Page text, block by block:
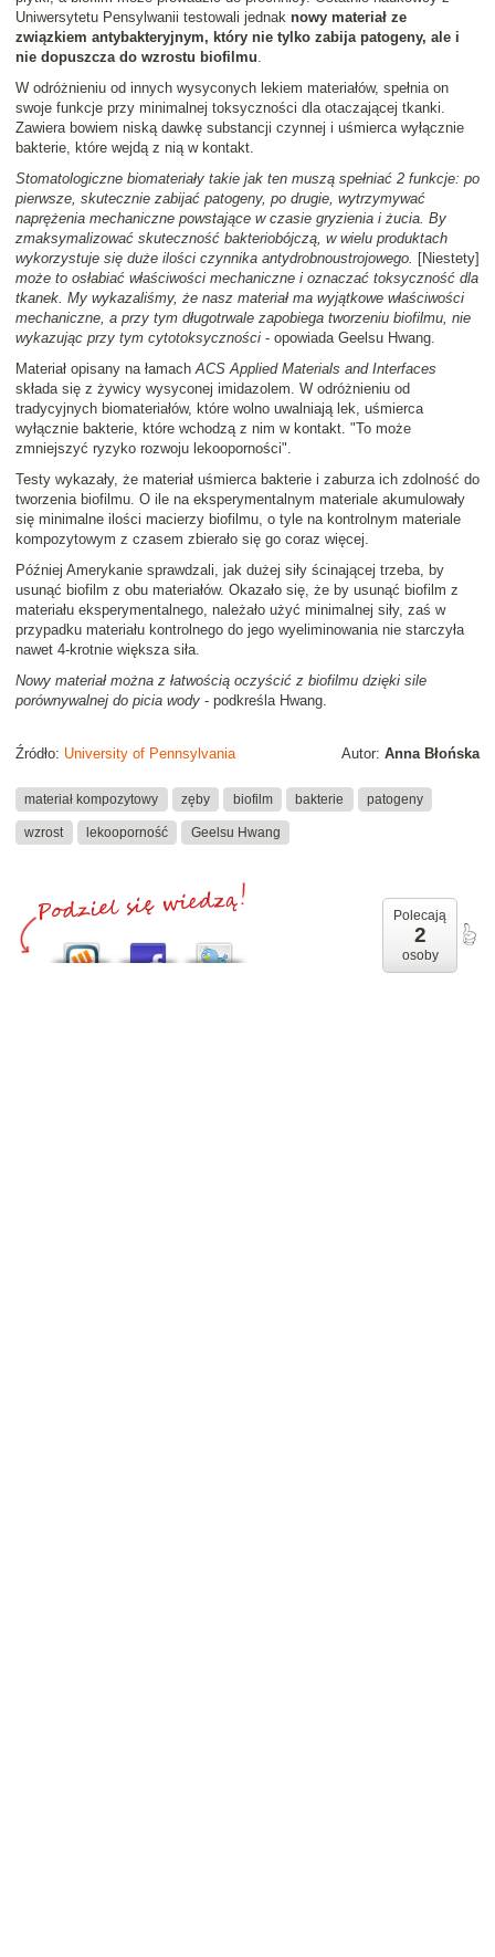
Uniwersytetu Pensylwanii testowali jednak nowy materiał ze
związkiem antybakteryjnym, który nie tylko zabija patogeny, ale i
nie dopuszcza do wzrostu biofilmu.
W odróżnieniu od innych wysyconych lekiem materiałów, spełnia on
swoje funkcje przy minimalnej toksyczności dla otaczającej tkanki.
Zawiera bowiem niską dawkę substancji czynnej i uśmierca wyłącznie
bakterie, które wejdą z nią w kontakt.
Stomatologiczne biomateriały takie jak ten muszą spełniać 2 funkcje: po
pierwsze, skutecznie zabijać patogeny, po drugie, wytrzymywać
naprężenia mechaniczne powstające w czasie gryzienia i żucia. By
zmaksymalizować skuteczność bakteriobójczą, w wielu produktach
wykorzystuje się duże ilości czynnika antydrobnoustrojowego. [Niestety]
może to osłabiać właściwości mechaniczne i oznaczać toksyczność dla
tkanek. My wykazaliśmy, że nasz materiał ma wyjątkowe właściwości
mechaniczne, a przy tym długotrwale zapobiega tworzeniu biofilmu, nie
wykazując przy tym cytotoksyczności - opowiada Geelsu Hwang.
Materiał opisany na łamachACS Applied Materials and Interfaces
składa się z żywicy wysyconej imidazolem. W odróżnieniu od
tradycyjnych biomateriałów, które wolno uwalniają lek, uśmierca
wyłącznie bakterie, które wchodzą z nim w kontakt. "To może
zmniejszyć ryzyko rozwoju lekooporności".
Testy wykazały, że materiał uśmierca bakterie i zaburza ich zdolność do
tworzenia biofilmu. O ile na eksperymentalnym materiale akumulowały
się minimalne ilości macierzy biofilmu, o tyle na kontrolnym materiale
kompozytowym z czasem zbierało się go coraz więcej.
Później Amerykanie sprawdzali, jak dużej siły ścinającej trzeba, by
usunąć biofilm z obu materiałów. Okazało się, że by usunąć biofilm z
materiału eksperymentalnego, należało użyć minimalnej siły, zaś w
przypadku materiału kontrolnego do jego wyeliminowania nie starczyła
nawet 4-krotnie większa siła.
Nowy materiał można z łatwością oczyścić z biofilmu dzięki sile
porównywalnej do picia wody - podkreśla Hwang.
Autor: Anna Błońska
Źródło: University of Pennsylvania
materiał kompozytowy zęby biofilm bakterie patogeny
wzrost lekooporność Geelsu Hwang
Polecają
2
osoby